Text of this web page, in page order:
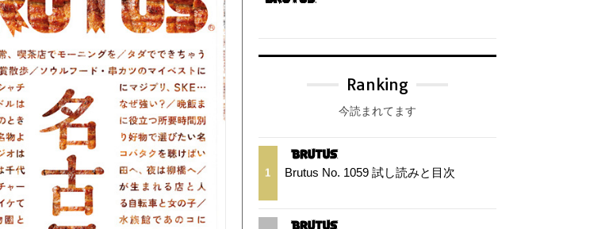
Ranking
今読まれてます
1 Brutus No. 1059 試し読みと目次